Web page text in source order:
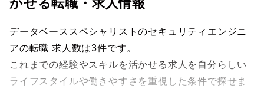
かせる転職・求人情報
データベーススペシャリストのセキュリティエンジニ
アの転職 求人数は3件です。
これまでの経験やスキルを活かせる求人を自分らしい
ライフスタイルや働きやすさを重視した条件で探せま